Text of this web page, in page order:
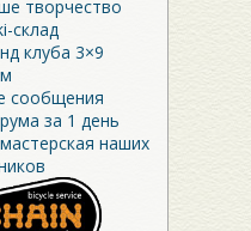
творчество
склад
клуба 3×9
сообщения
за 1 день
наших